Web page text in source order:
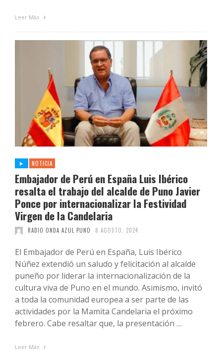
Leer Más
NOTICIA
Embajador de Perú en España Luis Ibérico
resalta el trabajo del alcalde de Puno Javier
Ponce por internacionalizar la Festividad
Virgen de la Candelaria
RADIO ONDA AZUL PUNO 8 AGOSTO, 2024
El Embajador de Perú en España, Luis Ibérico
Núñez extendió un saludo y felicitación al alcalde
puneño por liderar la internacionalización de la
cultura viva de Puno en el mundo. Asimismo, invitó
a toda la comunidad europea a ser parte de las
actividades por la Mamita Candelaria el próximo
febrero. Cabe resaltar que, la presentación …
Leer Más